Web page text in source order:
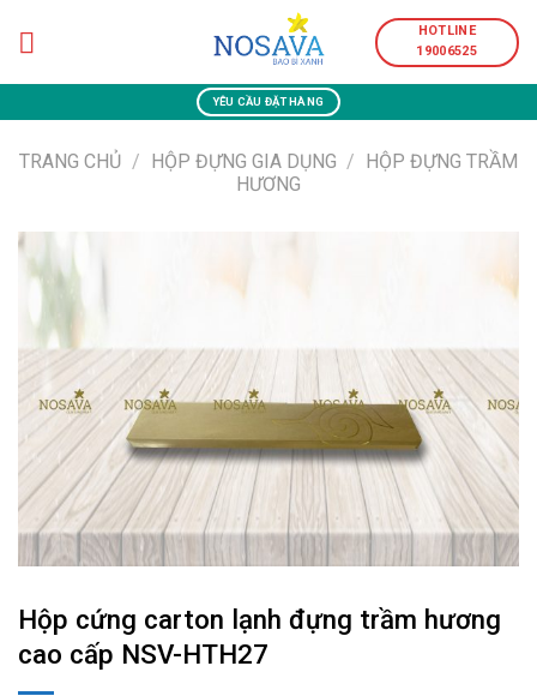
HOTLINE
19006525
YÊU CẦU ĐẶT HÀNG
TRANG CHỦ / HỘP ĐỰNG GIA DỤNG / HỘP ĐỰNG TRẦM
HƯƠNG
Hộp cứng carton lạnh đựng trầm hương
cao cấp NSV-HTH27